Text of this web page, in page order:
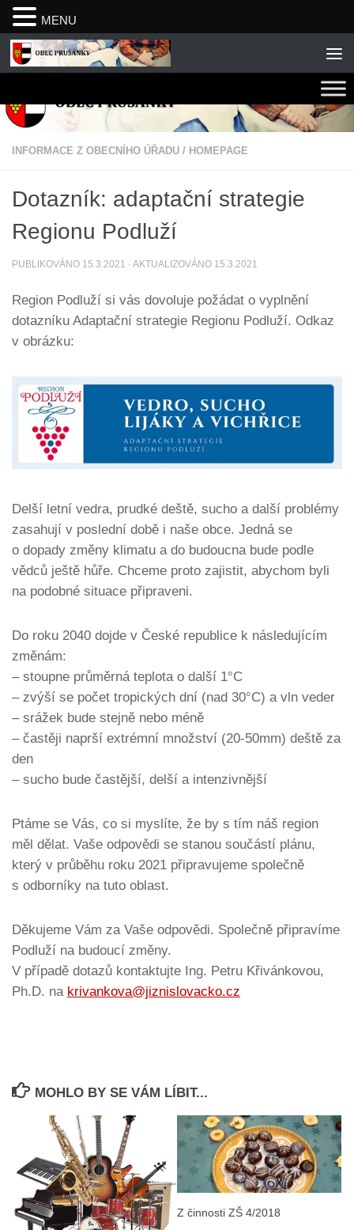
Skip to content
INFORMACE Z OBECNÍHO ÚŘADU / HOMEPAGE
Dotazník: adaptační strategie
Regionu Podluží
PUBLIKOVÁNO 15.3.2021 · AKTUALIZOVÁNO 15.3.2021
Region Podluží si vás dovoluje požádat o vyplnění
dotazníku Adaptační strategie Regionu Podluží. Odkaz
v obrázku:
Delší letní vedra, prudké deště, sucho a další problémy
zasahují v poslední době i naše obce. Jedná se
o dopady změny klimatu a do budoucna bude podle
vědců ještě hůře. Chceme proto zajistit, abychom byli
na podobné situace připraveni.
Do roku 2040 dojde v České republice k následujícím
změnám:
– stoupne průměrná teplota o další 1°C
– zvýší se počet tropických dní (nad 30°C) a vln veder
– srážek bude stejně nebo méně
– častěji naprší extrémní množství (20-50mm) deště za
den
– sucho bude častější, delší a intenzivnější
Ptáme se Vás, co si myslíte, že by s tím náš region
měl dělat. Vaše odpovědi se stanou součástí plánu,
který v průběhu roku 2021 připravujeme společně
s odborníky na tuto oblast.
Děkujeme Vám za Vaše odpovědi. Společně připravíme
Podluží na budoucí změny.
V případě dotazů kontaktujte Ing. Petru Křivánkovou,
Ph.D. na krivankova@jiznislovacko.cz
MOHLO BY SE VÁM LÍBIT...
Z činnosti ZŠ 4/2018
MENU